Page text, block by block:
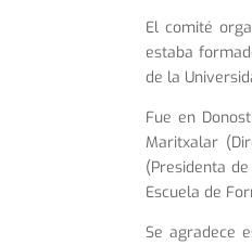
El comité
estaba
de la
Fue en
Maritxalar
(Presidenta
Escuela de
Se agradece